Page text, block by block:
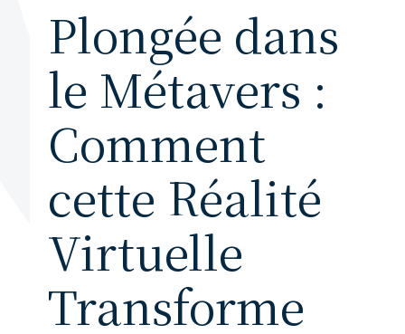
Plongée dans
le Métavers :
Comment
cette Réalité
Virtuelle
Transforme